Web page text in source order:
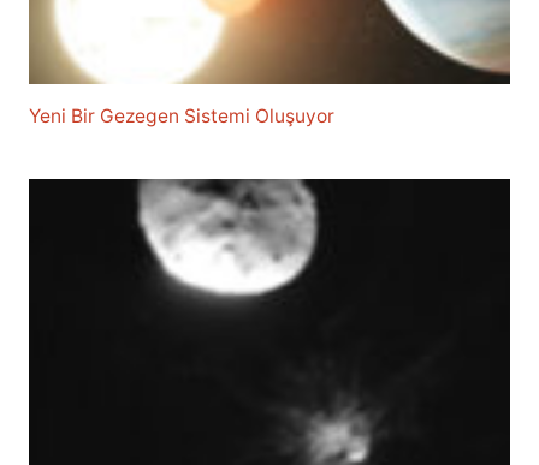
Yeni Bir Gezegen Sistemi Oluşuyor